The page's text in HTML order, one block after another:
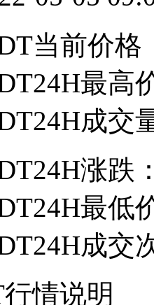
当前价格
最高
成交
涨跌
最低
成交
情说明